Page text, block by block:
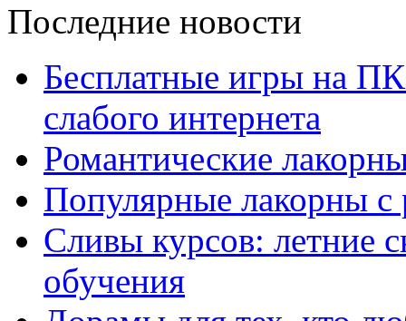
Последние новости
Бесплатные игры на
слабого интернета
Романтические
Популярные лакорны с
Сливы курсов: летние
обучения